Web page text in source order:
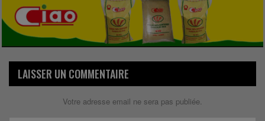
LAISSER UN COMMENTAIRE
Votre adresse email ne sera pas publiée.